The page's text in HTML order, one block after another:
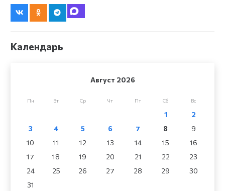
Календарь
Август 2026
Пн Вт Ср Чт Пт Сб Вс
1
2
3
4 5 6 7 8
9
10
11 12 13 14 15
16
17
18 19 20 21 22
23
24
25 26 27 28 29
30
31